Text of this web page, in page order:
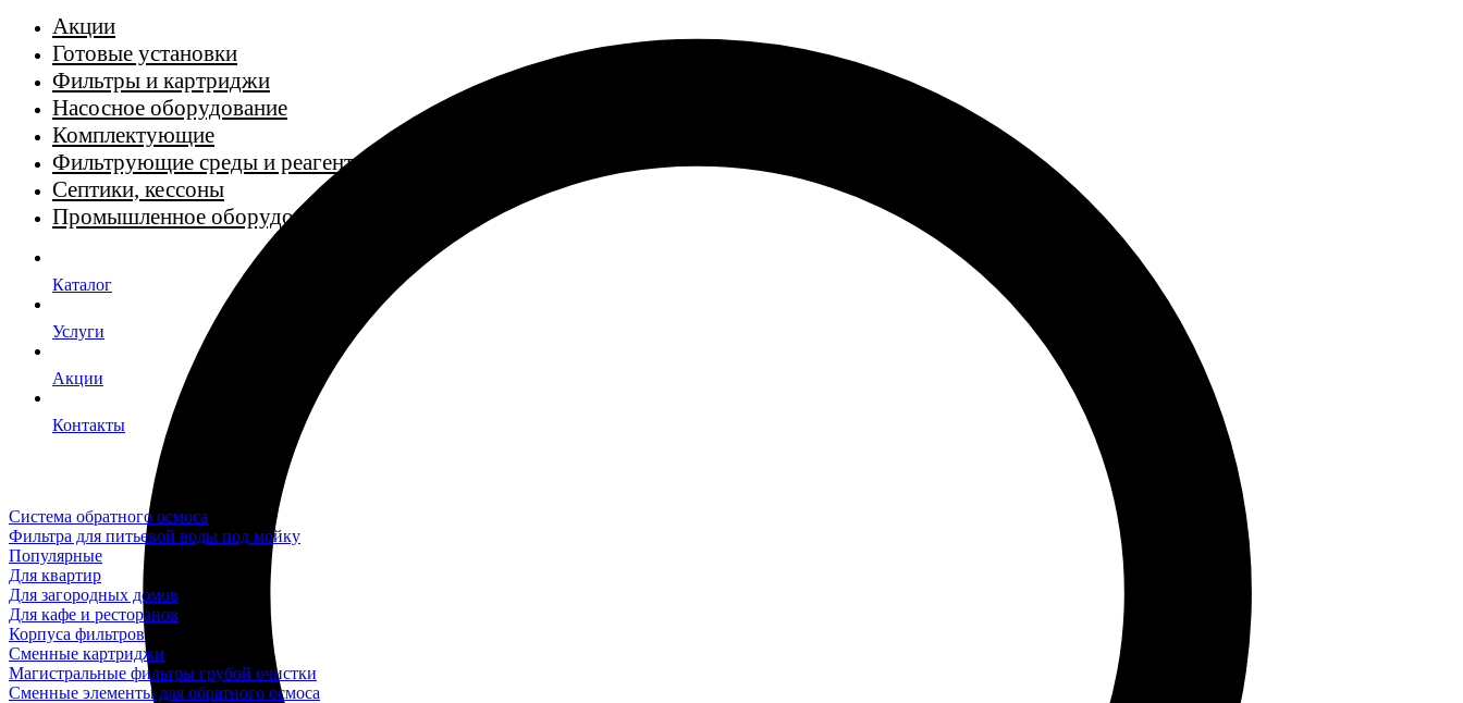
Акции
Готовые установки
Фильтры и картриджи
Насосное оборудование
Комплектующие
Фильтрующие среды и реагенты
Септики, кессоны
Промышленное оборудование
Каталог
Услуги
Акции
Контакты
Система обратного осмоса
Фильтра для питьевой воды под мойку
Популярные
Для квартир
Для загородных домов
Для кафе и ресторанов
Корпуса фильтров
Сменные картриджи
Магистральные фильтры грубой очистки
Сменные элементы для обратного осмоса